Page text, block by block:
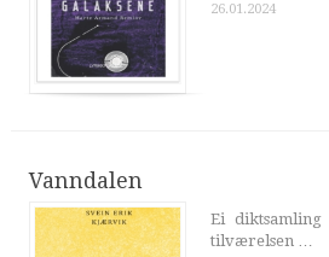
26.01.2024
Vanndalen
Ei
tilværelsen …